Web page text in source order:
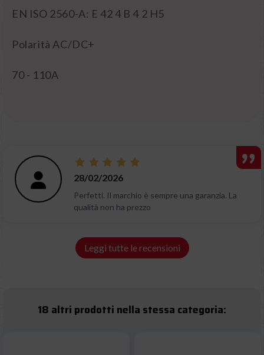
EN ISO 2560-A: E 42 4 B 4 2 H5
Polarità AC/DC+
70 - 110A
28/02/2026
Perfetti. Il marchio è sempre una garanzia. La
qualità non ha prezzo
Leggi tutte le recensioni
18 altri prodotti nella stessa categoria: